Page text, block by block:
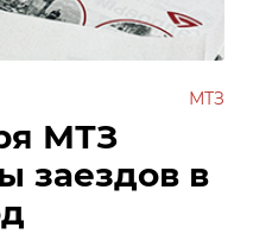
МТЗ
заездов в
МТЗ